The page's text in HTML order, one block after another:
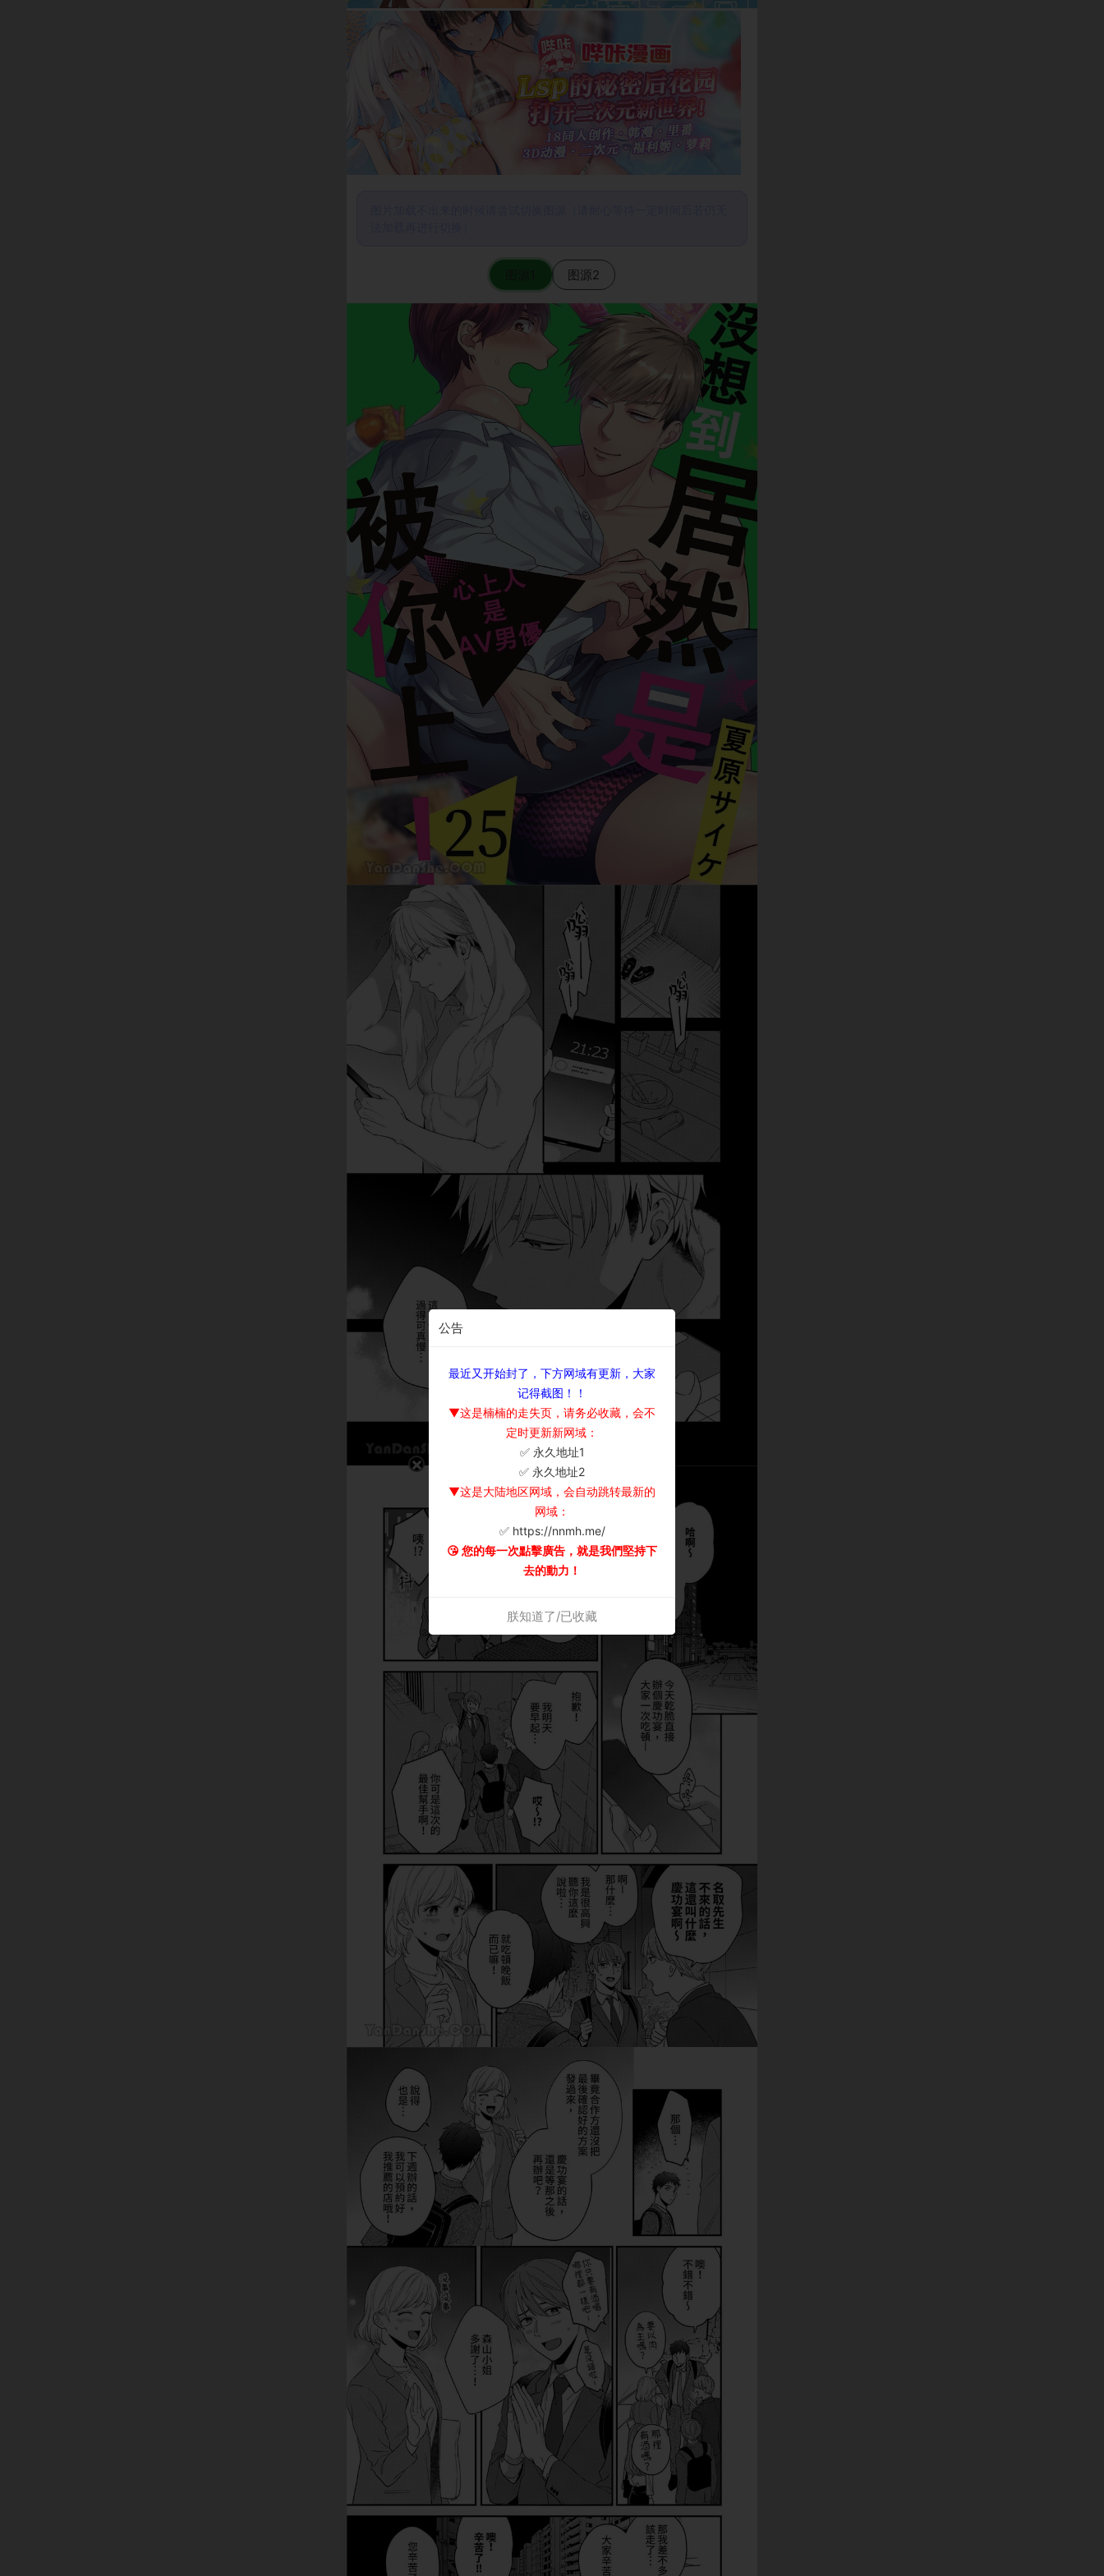
图源2
公告
最近又开始封了，下方网域有更新，大家
记得截图！！
▼这是楠楠的走失页，请务必收藏，会不
定时更新新网域：
✅ 永久地址1
✅ 永久地址2
▼这是大陆地区网域，会自动跳转最新的
网域：
✅ https://nnmh.me/
😘 您的每一次點擊廣告，就是我們堅持下
去的動力！
朕知道了/已收藏
×